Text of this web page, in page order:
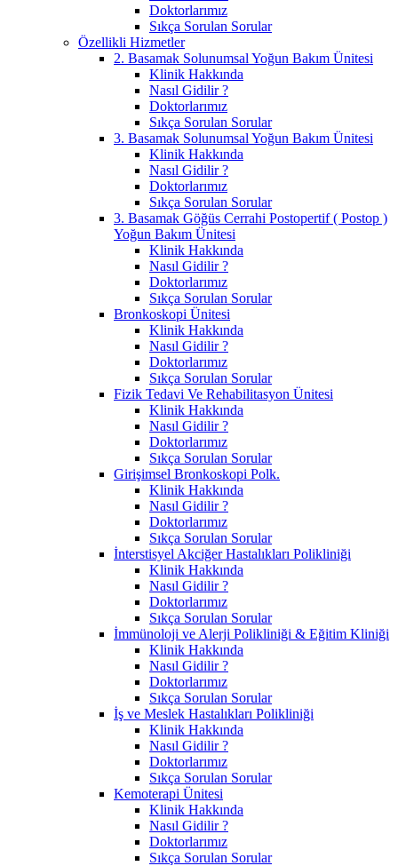
Doktorlarımız
Sıkça Sorulan Sorular
Özellikli Hizmetler
2. Basamak Solunumsal Yoğun Bakım Ünitesi
Klinik Hakkında
Nasıl Gidilir ?
Doktorlarımız
Sıkça Sorulan Sorular
3. Basamak Solunumsal Yoğun Bakım Ünitesi
Klinik Hakkında
Nasıl Gidilir ?
Doktorlarımız
Sıkça Sorulan Sorular
3. Basamak Göğüs Cerrahi Postopertif ( Postop )
Yoğun Bakım Ünitesi
Klinik Hakkında
Nasıl Gidilir ?
Doktorlarımız
Sıkça Sorulan Sorular
Bronkoskopi Ünitesi
Klinik Hakkında
Nasıl Gidilir ?
Doktorlarımız
Sıkça Sorulan Sorular
Fizik Tedavi Ve Rehabilitasyon Ünitesi
Klinik Hakkında
Nasıl Gidilir ?
Doktorlarımız
Sıkça Sorulan Sorular
Girişimsel Bronkoskopi Polk.
Klinik Hakkında
Nasıl Gidilir ?
Doktorlarımız
Sıkça Sorulan Sorular
İnterstisyel Akciğer Hastalıkları Polikliniği
Klinik Hakkında
Nasıl Gidilir ?
Doktorlarımız
Sıkça Sorulan Sorular
İmmünoloji ve Alerji Polikliniği & Eğitim Kliniği
Klinik Hakkında
Nasıl Gidilir ?
Doktorlarımız
Sıkça Sorulan Sorular
İş ve Meslek Hastalıkları Polikliniği
Klinik Hakkında
Nasıl Gidilir ?
Doktorlarımız
Sıkça Sorulan Sorular
Kemoterapi Ünitesi
Klinik Hakkında
Nasıl Gidilir ?
Doktorlarımız
Sıkça Sorulan Sorular